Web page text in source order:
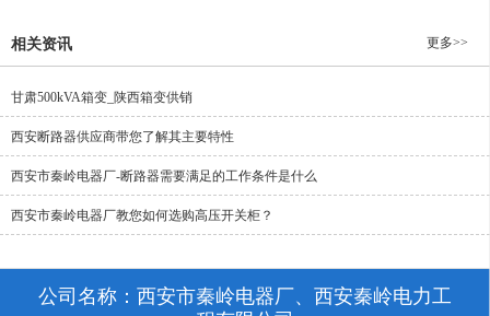
相关资讯 更多>>
甘肃500kVA箱变_陕西箱变供销
西安断路器供应商带您了解其主要特性
西安市秦岭电器厂-断路器需要满足的工作条件是什么
西安市秦岭电器厂教您如何选购高压开关柜？
公司名称：西安市秦岭电器厂、西安秦岭电力工